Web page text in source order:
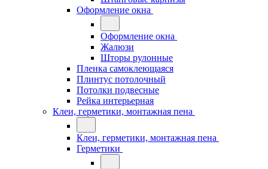
Оформление окна
Оформление окна
Жалюзи
Шторы рулонные
Пленка самоклеющаяся
Плинтус потолочный
Потолки подвесные
Рейка интерьерная
Клеи, герметики, монтажная пена
Клеи, герметики, монтажная пена
Герметики